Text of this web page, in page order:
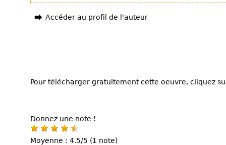
Accéder au profil de l'auteur
Pour télécharger gratuitement cette oeuvre, cliquez
Donnez une note !
Moyenne : 4.5/5 (1 note)